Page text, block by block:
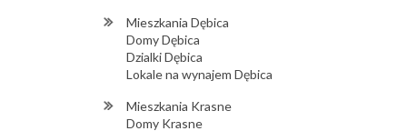
Mieszkania Dębica
Domy Dębica
Dzialki Dębica
Lokale na wynajem Dębica
Mieszkania Krasne
Domy Krasne